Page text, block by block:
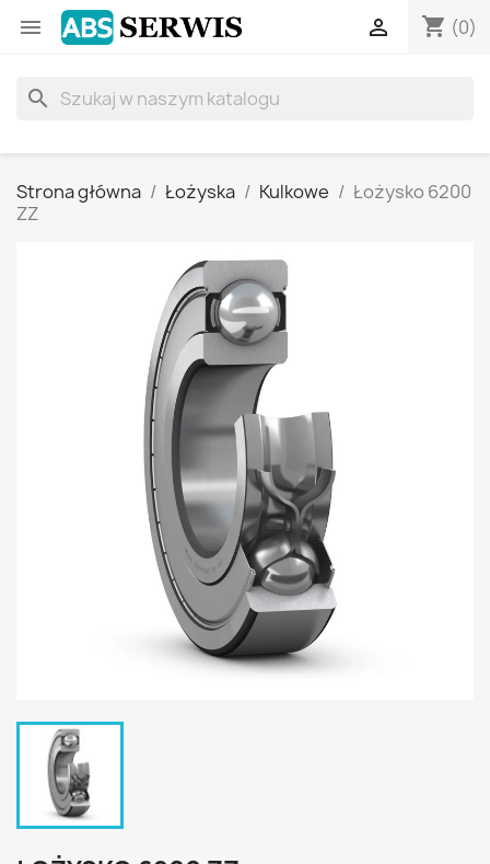
 shopping_cart (0)

search
Strona główna Łożyska Kulkowe
Łożysko 6200
ZZ